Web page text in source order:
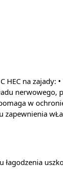
HEC na
w
łagodzenia